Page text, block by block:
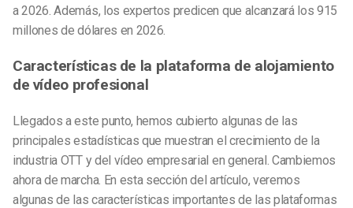
a 2026. Además, los expertos predicen que alcanzará los 915
millones de dólares en 2026.
Características de la plataforma de alojamiento
de vídeo profesional
Llegados a este punto, hemos cubierto algunas de las
principales estadísticas que muestran el crecimiento de la
industria OTT y del vídeo empresarial en general. Cambiemos
ahora de marcha. En esta sección del artículo, veremos
algunas de las características importantes de las plataformas